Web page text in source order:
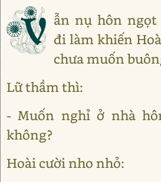
V ẫn nụ hôn
đi làm khiến
chưa muốn
Lữ thầm thì:
- Muốn nghỉ ở nhà
không?
Hoài cười nho nhỏ: